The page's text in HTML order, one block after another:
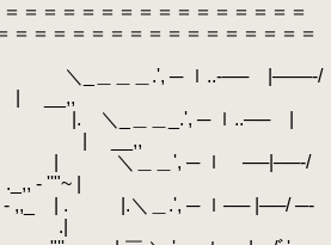
＝＝＝＝＝＝＝＝＝＝＝＝＝＝＝
＝＝＝＝＝＝＝＝＝＝＝＝＝＝＝＝
.', ─ ｌ..‐── |───‐/
＿_.', ─ ｌ..── |
.| | __,,
＿＿', ─ ｌ ──|──‐/
''"~ |
＼＿.', ─ ｌ── |──/ ─‐
.|